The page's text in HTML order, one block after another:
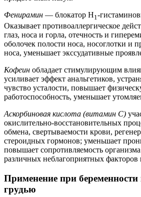
Фенирамин — блокатор H1-
Оказывает противоаллергическое
глаз, носа и горла, отечность и
оболочек полости носа, носоглотки и
носа, уменьшает экссудативные
Кофеин обладает стимулирующим
усиливает эффект анальгетиков,
чувство усталости, повышает
работоспособность, уменьшает
Аскорбиновая кислота (витамин С)
окислительно-восстановительных
обмена, свертываемости крови,
стероидных гормонов; уменьшает
повышает сопротивляемость
различных неблагоприятных
Применение при
грудью